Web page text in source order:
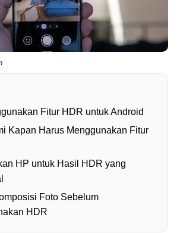
Fitur HDR untuk Android
Kapan Harus Menggunakan Fitur
HP untuk Hasil HDR yang
Foto Sebelum
HDR